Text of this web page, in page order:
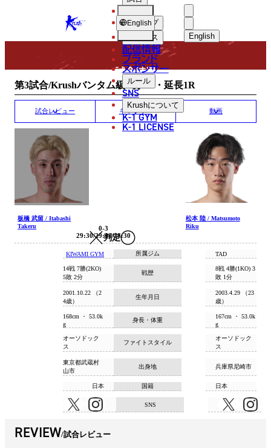
KRUSH English
한국어
中文（简体
中文（繁體
ショップ
ニュース
配信情報
ブランド
スポンサー
ルール
SNS
Krushについて
K-1 GYM
K-1 LICENSE
English
MATCH RESULT
試合結果
第3試合/Krushバンタム級/3分3R・延長1R
試合レビュー ギャラリー 動画
板橋 武留 / Itabashi
Takeru
判定
0-3
29:30/29:30/28:30
松本 陸 / Matsumoto
Riku
所属ジム
KIWAMI GYM TAD
戦歴
14戦 7勝(2KO)
5敗 2分
8戦 4勝(1KO) 3
敗 1分
生年月日
2001.10.22 （2
4歳）
2003.4.29 （23
歳）
身長・体重
168cm ・ 53.0k
g
167cm ・ 53.0k
g
ファイトスタイル
オーソドック
ス
オーソドック
ス
出身地
東京都武蔵村
山市
兵庫県尼崎市
国籍
日本 日本
SNS
REVIEW 試合レビュー